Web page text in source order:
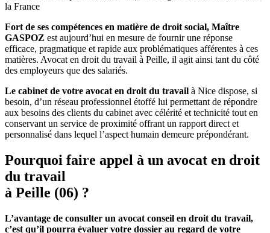
la France
Fort de ses compétences en matière de droit social, Maître
GASPOZ est aujourd’hui en mesure de fournir une réponse
efficace, pragmatique et rapide aux problématiques afférentes à ces
matières. Avocat en droit du travail à Peille, il agit ainsi tant du côté
des employeurs que des salariés.
Le cabinet de votre avocat en droit du travail à Nice dispose, si
besoin, d’un réseau professionnel étoffé lui permettant de répondre
aux besoins des clients du cabinet avec célérité et technicité tout en
conservant un service de proximité offrant un rapport direct et
personnalisé dans lequel l’aspect humain demeure prépondérant.
Pourquoi faire appel à un avocat en droit
du travail
à Peille (06) ?
L’avantage de consulter un avocat conseil en droit du travail,
c’est qu’il pourra évaluer votre dossier au regard de votre